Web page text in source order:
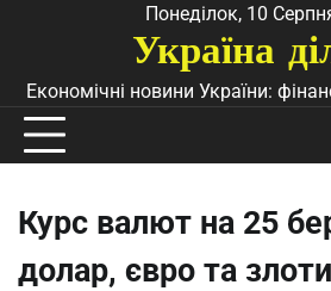
Понеділок, 10
Україна
Економічні новини України:
Курс валют на 25
долар, євро та